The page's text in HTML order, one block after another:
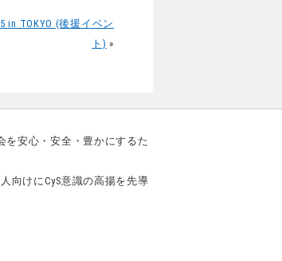
in TOKYO (後援イベン
ト) »
を安心・安全・豊かにするた
向けにCyS意識の高揚を先導